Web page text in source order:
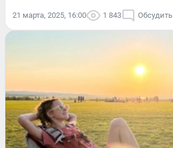
21 марта, 2025, 16:00 1 843 Обсудить